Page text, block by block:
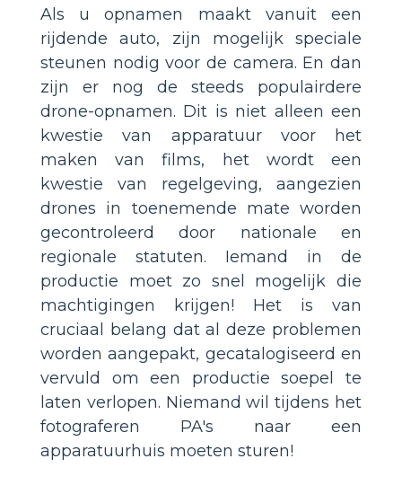
Als u opnamen maakt vanuit een
rijdende auto, zijn mogelijk speciale
steunen nodig voor de camera. En dan
zijn er nog de steeds populairdere
drone-opnamen. Dit is niet alleen een
kwestie van apparatuur voor het
maken van films, het wordt een
kwestie van regelgeving, aangezien
drones in toenemende mate worden
gecontroleerd door nationale en
regionale statuten. Iemand in de
productie moet zo snel mogelijk die
machtigingen krijgen! Het is van
cruciaal belang dat al deze problemen
worden aangepakt, gecatalogiseerd en
vervuld om een productie soepel te
laten verlopen. Niemand wil tijdens het
fotograferen PA's naar een
apparatuurhuis moeten sturen!